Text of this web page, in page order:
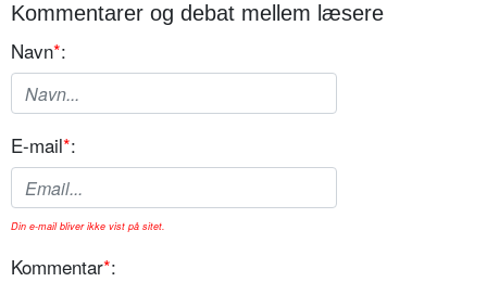
Kommentarer og debat mellem læsere
Navn*:
E-mail*:
Din e-mail bliver ikke vist på sitet.
Kommentar*: